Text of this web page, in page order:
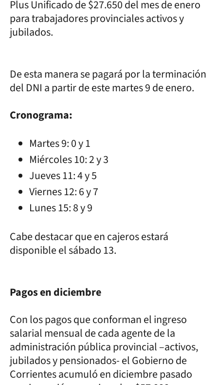
Plus Unificado de $27.650 del mes de enero
para trabajadores provinciales activos y
jubilados.
De esta manera se pagará por la terminación
del DNI a partir de este martes 9 de enero.
Cronograma:
Martes 9: 0 y 1
Miércoles 10: 2 y 3
Jueves 11: 4 y 5
Viernes 12: 6 y 7
Lunes 15: 8 y 9
Cabe destacar que en cajeros estará
disponible el sábado 13.
Pagos en diciembre
Con los pagos que conforman el ingreso
salarial mensual de cada agente de la
administración pública provincial –activos,
jubilados y pensionados- el Gobierno de
Corrientes acumuló en diciembre pasado